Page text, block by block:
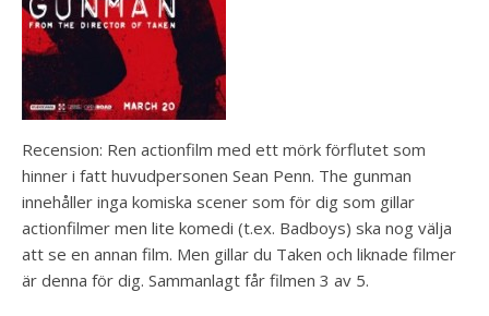
Recension: Ren actionfilm med ett mörk förflutet som
hinner i fatt huvudpersonen Sean Penn. The gunman
innehåller inga komiska scener som för dig som gillar
actionfilmer men lite komedi (t.ex. Badboys) ska nog välja
att se en annan film. Men gillar du Taken och liknade filmer
är denna för dig. Sammanlagt får filmen 3 av 5.